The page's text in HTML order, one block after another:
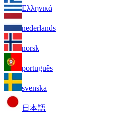
Ελληνικά
nederlands
norsk
português
svenska
日本語